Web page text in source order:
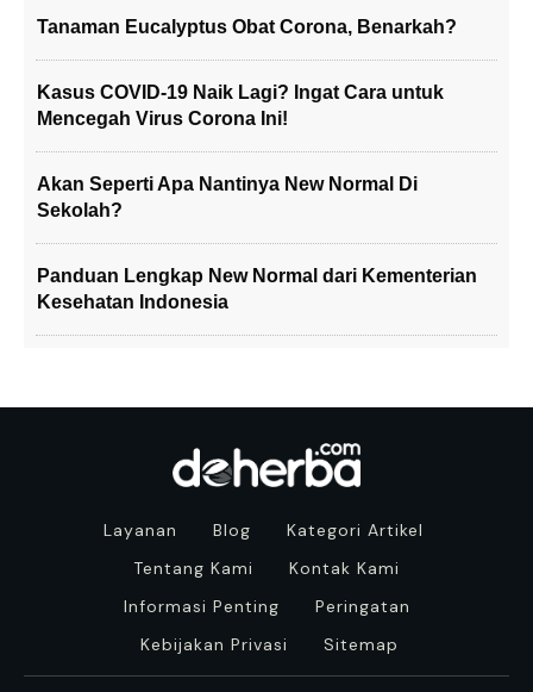
Tanaman Eucalyptus Obat Corona, Benarkah?
Kasus COVID-19 Naik Lagi? Ingat Cara untuk
Mencegah Virus Corona Ini!
Akan Seperti Apa Nantinya New Normal Di
Sekolah?
Panduan Lengkap New Normal dari Kementerian
Kesehatan Indonesia
Layanan Blog
Kategori Artikel
Tentang Kami
Kontak Kami
Informasi Penting
Peringatan
Kebijakan Privasi
Sitemap